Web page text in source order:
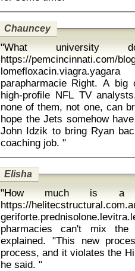
Chauncey
"What
https://pemcincinnati.com/
parapharmacie Right. A big one. Edwards, and the rest of these
high-profile NFL TV
none of them, not one, can
hope the Jets somehow
John Idzik to bring Ryan
coaching job. "
Elisha
"How much is a
https://
pharmacies can't mix the
explained. "This new
process, and it violates the
he said. "